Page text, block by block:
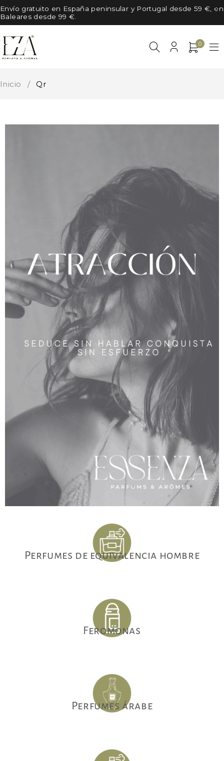
Envío gratuito en España peninsular y Portugal desde 59 €, en
Baleares desde 99 €.
0
Inicio / Qr
Perfumes de equivalencia hombre
Feromonas
Perfumes árabe